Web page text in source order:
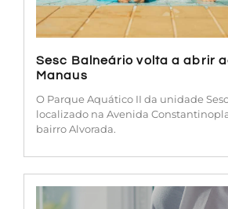
Sesc Balneário volta a abrir
Manaus
O Parque Aquático II da unidade
localizado na Avenida
bairro Alvorada.